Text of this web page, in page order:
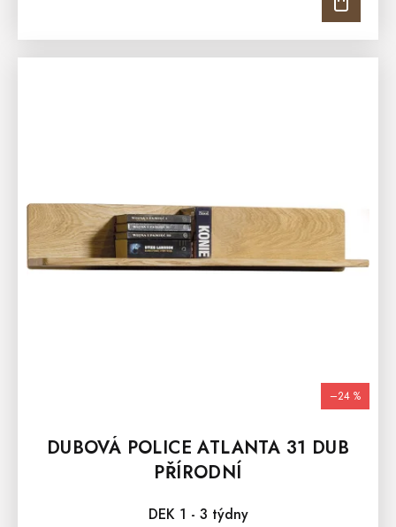
–24 %
DUBOVÁ POLICE ATLANTA 31 DUB
PŘÍRODNÍ
DEK 1 - 3 týdny